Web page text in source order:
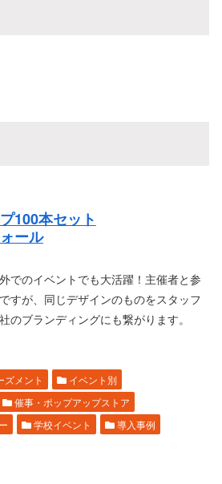
100本セット
ール
でのイベントでも大活躍！主催者と参
すが、同じデザインのものをスタッフ
のブランディングにも繋がります。
ズメント
イベント別
催事・ポップアップストア
学校イベント
導入事例